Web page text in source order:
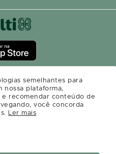
semelhantes para
nossa plataforma,
e recomendar conteúdo de
você concorda
Ler mais